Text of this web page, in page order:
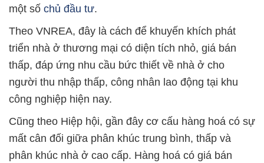
một số chủ đầu tư.
Theo VNREA, đây là cách để khuyến khích phát
triển nhà ở thương mại có diện tích nhỏ, giá bán
thấp, đáp ứng nhu cầu bức thiết về nhà ở cho
người thu nhập thấp, công nhân lao động tại khu
công nghiệp hiện nay.
Cũng theo Hiệp hội, gần đây cơ cấu hàng hoá có sự
mất cân đối giữa phân khúc trung bình, thấp và
phân khúc nhà ở cao cấp. Hàng hoá có giá bán